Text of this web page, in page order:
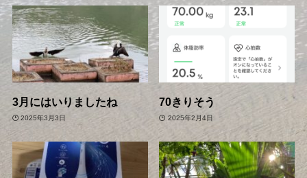
3月にはいりましたね
2025年3月3日
70きりそう
2025年2月4日